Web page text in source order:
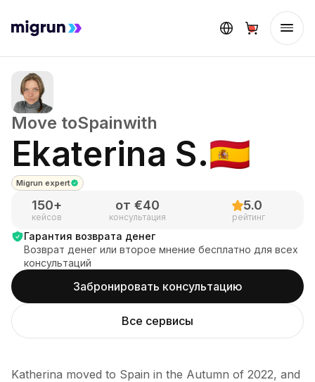
Move toSpainwith
Ekaterina S.🇪🇸
Migrun expert
150+
кейсов
от €40
консультация
5.0
рейтинг
Гарантия возврата денег
Возврат денег или второе мнение бесплатно для всех
консультаций
Забронировать консультацию
Все сервисы
Katherina moved to Spain in the Autumn of 2022, and